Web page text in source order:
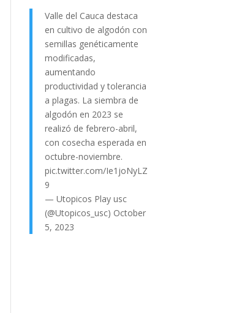
Valle del Cauca destaca
en cultivo de algodón con
semillas genéticamente
modificadas,
aumentando
productividad y tolerancia
a plagas. La siembra de
algodón en 2023 se
realizó de febrero-abril,
con cosecha esperada en
octubre-noviembre.
pic.twitter.com/Ie1joNyLZ
9
— Utopicos Play usc
(@Utopicos_usc) October
5, 2023